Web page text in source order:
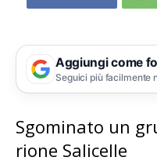
Aggiungi come
Seguici più facilmente
Sgominato un
rione Salicelle